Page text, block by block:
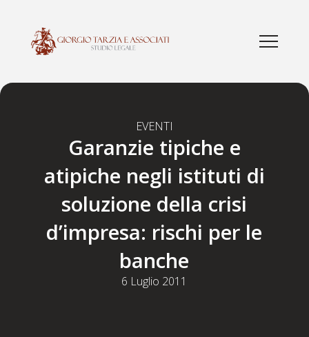
EVENTI
Garanzie tipiche e
atipiche negli istituti di
soluzione della crisi
d’impresa: rischi per le
banche
6 Luglio 2011